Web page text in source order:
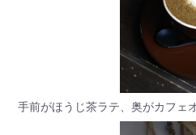
手前がほうじ茶ラテ、奥がカフェ